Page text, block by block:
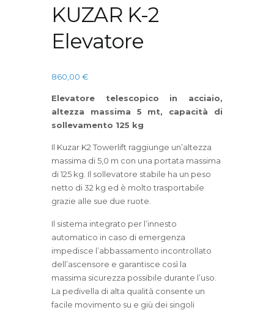
KUZAR K-2
Elevatore
860,00 €
Elevatore telescopico in acciaio,
altezza massima 5 mt, capacità di
sollevamento 125 kg
Il Kuzar K2 Towerlift raggiunge un’altezza
massima di 5,0 m con una portata massima
di 125 kg. Il sollevatore stabile ha un peso
netto di 32 kg ed è molto trasportabile
grazie alle sue due ruote.
Il sistema integrato per l’innesto
automatico in caso di emergenza
impedisce l’abbassamento incontrollato
dell’ascensore e garantisce così la
massima sicurezza possibile durante l’uso.
La pedivella di alta qualità consente un
facile movimento su e giù dei singoli